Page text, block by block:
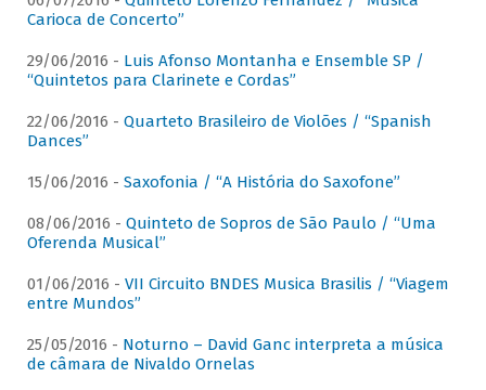
Carioca de Concerto”
29/06/2016 - Luis Afonso Montanha e Ensemble SP /
“Quintetos para Clarinete e Cordas”
22/06/2016 - Quarteto Brasileiro de Violões / “Spanish
Dances”
15/06/2016 - Saxofonia / “A História do Saxofone”
08/06/2016 - Quinteto de Sopros de São Paulo / “Uma
Oferenda Musical”
01/06/2016 - VII Circuito BNDES Musica Brasilis / “Viagem
entre Mundos”
25/05/2016 - Noturno – David Ganc interpreta a música
de câmara de Nivaldo Ornelas